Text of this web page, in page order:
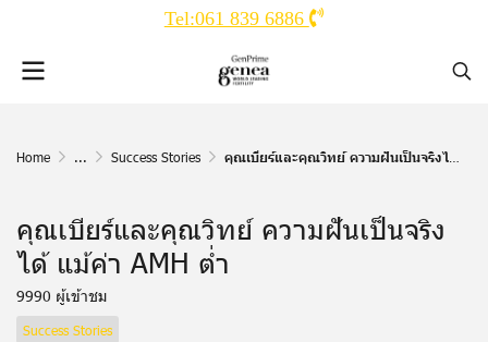
Tel:061 839 6886
Home ... Success Stories คุณเบียร์และคุณวิทย์ ความฝันเป็นจริงได้ แม้ค่า AMH ต่ำ
คุณเบียร์และคุณวิทย์ ความฝันเป็นจริง
ได้ แม้ค่า AMH ต่ำ
9990 ผู้เข้าชม
Success Stories